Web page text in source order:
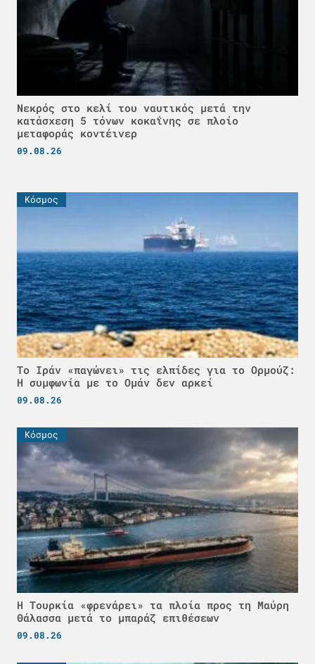
Νεκρός στο κελί του ναυτικός μετά την
κατάσχεση 5 τόνων κοκαΐνης σε πλοίο
μεταφοράς κοντέινερ
09.08.26
Κόσμος
Το Ιράν «παγώνει» τις ελπίδες για το Ορμούζ:
Η συμφωνία με το Ομάν δεν αρκεί
09.08.26
Κόσμος
Η Τουρκία «φρενάρει» τα πλοία προς τη Μαύρη
Θάλασσα μετά το μπαράζ επιθέσεων
09.08.26